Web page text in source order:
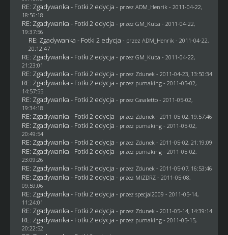
RE: Zgadywanka - Fotki 2 edycja - przez ADM_Henrik - 2011-04-22,
18:56:18
RE: Zgadywanka - Fotki 2 edycja - przez GM_Kuba - 2011-04-22,
19:37:56
RE: Zgadywanka - Fotki 2 edycja - przez ADM_Henrik - 2011-04-22,
20:12:47
RE: Zgadywanka - Fotki 2 edycja - przez GM_Kuba - 2011-04-22,
21:23:01
RE: Zgadywanka - Fotki 2 edycja - przez Zdunek - 2011-04-23, 13:50:34
RE: Zgadywanka - Fotki 2 edycja - przez pumaking- 2011-05-02,
14:57:55
RE: Zgadywanka - Fotki 2 edycja - przez Casaletto- 2011-05-02,
19:34:18
RE: Zgadywanka - Fotki 2 edycja - przez Zdunek - 2011-05-02, 19:57:46
RE: Zgadywanka - Fotki 2 edycja - przez pumaking- 2011-05-02,
20:49:54
RE: Zgadywanka - Fotki 2 edycja - przez Zdunek - 2011-05-02, 21:19:09
RE: Zgadywanka - Fotki 2 edycja - przez pumaking- 2011-05-02,
23:09:26
RE: Zgadywanka - Fotki 2 edycja - przez Zdunek - 2011-05-07, 16:53:46
RE: Zgadywanka - Fotki 2 edycja - przez MIZDRZ- 2011-05-08,
09:59:06
RE: Zgadywanka - Fotki 2 edycja - przez specjal2009 - 2011-05-14,
11:24:01
RE: Zgadywanka - Fotki 2 edycja - przez Zdunek - 2011-05-14, 14:39:14
RE: Zgadywanka - Fotki 2 edycja - przez pumaking- 2011-05-15,
20:22:52